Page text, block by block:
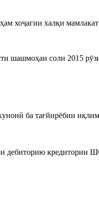
хоҷагии халқи
шашмоҳаи соли 2015
ба тағйирёбии
дебиторию кредитории